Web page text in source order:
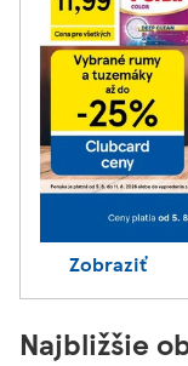
Zobraziť
Najbližšie